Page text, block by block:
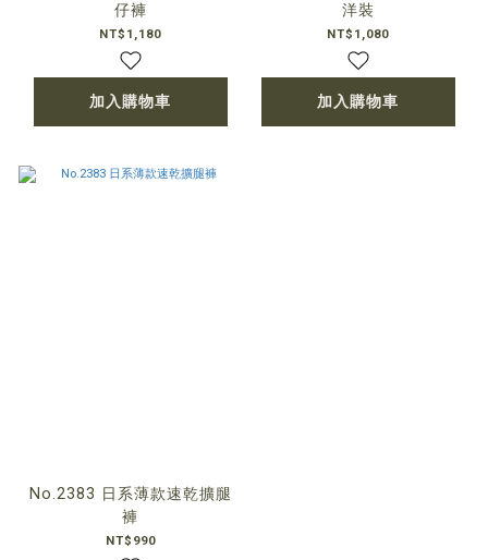
仔褲
NT$1,180
加入購物車
洋裝
NT$1,080
加入購物車
No.2383 日系薄款速乾擴腿
褲
NT$990